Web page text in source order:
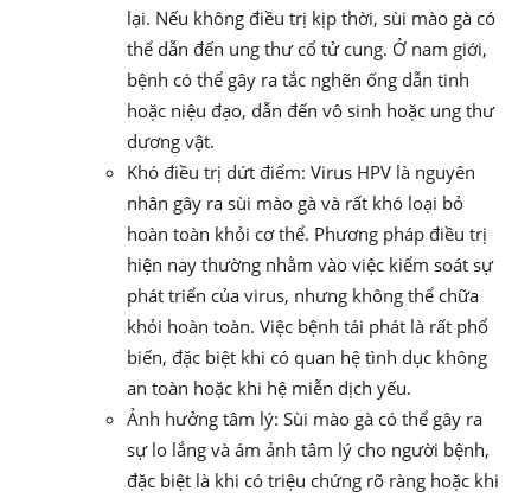
lại. Nếu không điều trị kịp thời, sùi mào gà có
thể dẫn đến ung thư cổ tử cung. Ở nam giới,
bệnh có thể gây ra tắc nghẽn ống dẫn tinh
hoặc niệu đạo, dẫn đến vô sinh hoặc ung thư
dương vật.
Khó điều trị dứt điểm: Virus HPV là nguyên
nhân gây ra sùi mào gà và rất khó loại bỏ
hoàn toàn khỏi cơ thể. Phương pháp điều trị
hiện nay thường nhằm vào việc kiểm soát sự
phát triển của virus, nhưng không thể chữa
khỏi hoàn toàn. Việc bệnh tái phát là rất phổ
biến, đặc biệt khi có quan hệ tình dục không
an toàn hoặc khi hệ miễn dịch yếu.
Ảnh hưởng tâm lý: Sùi mào gà có thể gây ra
sự lo lắng và ám ảnh tâm lý cho người bệnh,
đặc biệt là khi có triệu chứng rõ ràng hoặc khi